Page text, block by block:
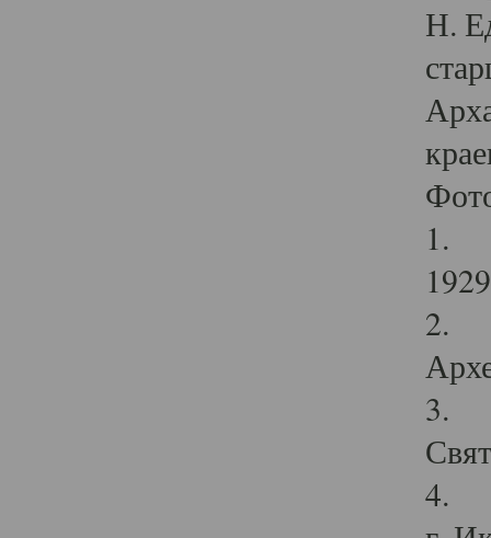
Н.
1.
2.
3.
4.